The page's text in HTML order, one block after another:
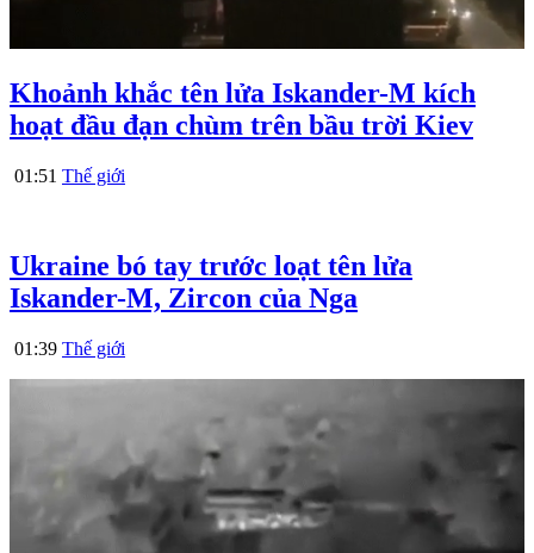
Khoảnh khắc tên lửa Iskander-M kích
hoạt đầu đạn chùm trên bầu trời Kiev
01:51 Thế giới
Ukraine bó tay trước loạt tên lửa
Iskander-M, Zircon của Nga
01:39 Thế giới